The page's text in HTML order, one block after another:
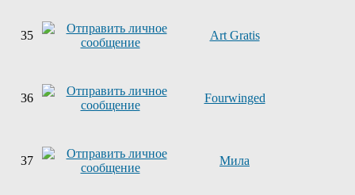
35 Art Gratis
36 Fourwinged
37 Мила